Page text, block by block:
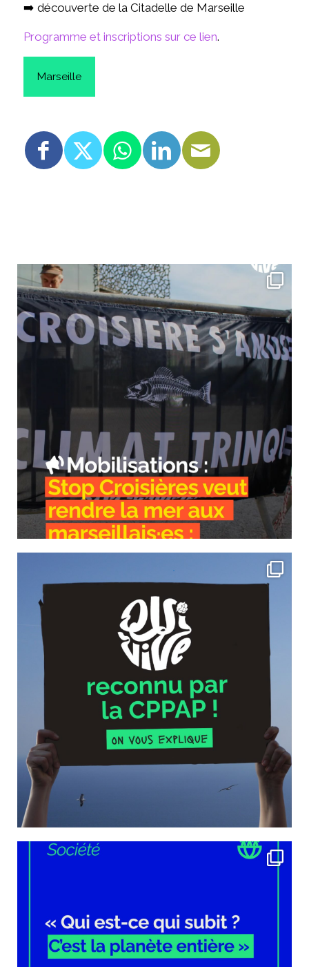
découverte de la Citadelle de Marseille
Programme et inscriptions sur ce lien.
Marseille